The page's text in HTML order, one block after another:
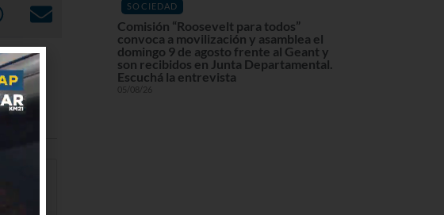
SOCIEDAD
Comisión “Roosevelt para todos”
convoca a movilización y asamblea el
domingo 9 de agosto frente al Geant y
son recibidos en Junta Departamental.
Escuchá la entrevista
05/08/26